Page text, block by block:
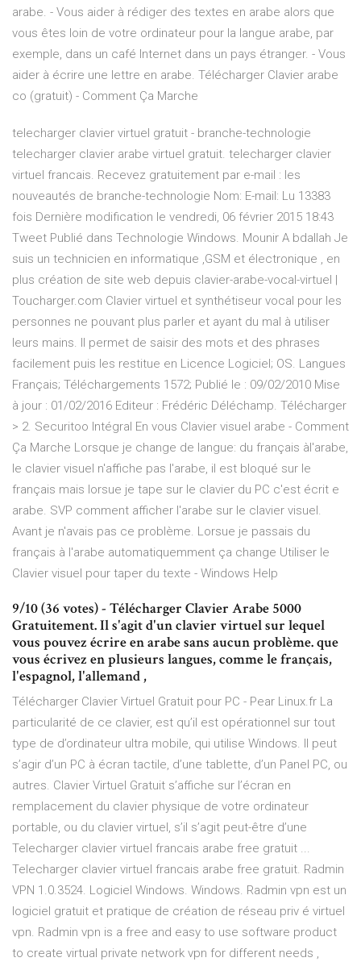
arabe. - Vous aider à rédiger des textes en arabe alors que
vous êtes loin de votre ordinateur pour la langue arabe, par
exemple, dans un café Internet dans un pays étranger. - Vous
aider à écrire une lettre en arabe. Télécharger Clavier arabe
co (gratuit) - Comment Ça Marche
telecharger clavier virtuel gratuit - branche-technologie
telecharger clavier arabe virtuel gratuit. telecharger clavier
virtuel francais. Recevez gratuitement par e-mail : les
nouveautés de branche-technologie Nom: E-mail: Lu 13383
fois Dernière modification le vendredi, 06 février 2015 18:43
Tweet Publié dans Technologie Windows. Mounir A bdallah Je
suis un technicien en informatique ,GSM et électronique , en
plus création de site web depuis clavier-arabe-vocal-virtuel |
Toucharger.com Clavier virtuel et synthétiseur vocal pour les
personnes ne pouvant plus parler et ayant du mal à utiliser
leurs mains. Il permet de saisir des mots et des phrases
facilement puis les restitue en Licence Logiciel; OS. Langues
Français; Téléchargements 1572; Publié le : 09/02/2010 Mise
à jour : 01/02/2016 Editeur : Frédéric Déléchamp. Télécharger
> 2. Securitoo Intégral En vous Clavier visuel arabe - Comment
Ça Marche Lorsque je change de langue: du français àl'arabe,
le clavier visuel n'affiche pas l'arabe, il est bloqué sur le
français mais lorsue je tape sur le clavier du PC c'est écrit e
arabe. SVP comment afficher l'arabe sur le clavier visuel.
Avant je n'avais pas ce problème. Lorsue je passais du
français à l'arabe automatiquemment ça change Utiliser le
Clavier visuel pour taper du texte - Windows Help
9/10 (36 votes) - Télécharger Clavier Arabe 5000
Gratuitement. Il s'agit d'un clavier virtuel sur lequel
vous pouvez écrire en arabe sans aucun problème. que
vous écrivez en plusieurs langues, comme le français,
l'espagnol, l'allemand ,
Télécharger Clavier Virtuel Gratuit pour PC - Pear Linux.fr La
particularité de ce clavier, est qu’il est opérationnel sur tout
type de d’ordinateur ultra mobile, qui utilise Windows. Il peut
s’agir d’un PC à écran tactile, d’une tablette, d’un Panel PC, ou
autres. Clavier Virtuel Gratuit s’affiche sur l’écran en
remplacement du clavier physique de votre ordinateur
portable, ou du clavier virtuel, s’il s’agit peut-être d’une
Telecharger clavier virtuel francais arabe free gratuit ...
Telecharger clavier virtuel francais arabe free gratuit. Radmin
VPN 1.0.3524. Logiciel Windows. Windows. Radmin vpn est un
logiciel gratuit et pratique de création de réseau priv é virtuel
vpn. Radmin vpn is a free and easy to use software product
to create virtual private network vpn for different needs ,